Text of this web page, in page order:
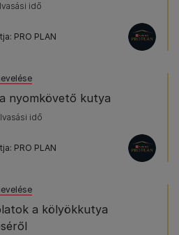
idő
PRO PLAN
nyomkövető kutya
idő
PRO PLAN
a kölyökkutya